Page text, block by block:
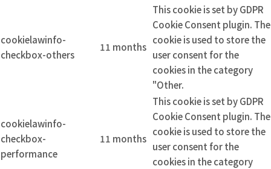
cookielawinfo-
checkbox-others
11 months
This cookie is set by GDPR
Cookie Consent plugin. The
cookie is used to store the
user consent for the
cookies in the category
"Other.
cookielawinfo-
checkbox-
performance
11 months
This cookie is set by GDPR
Cookie Consent plugin. The
cookie is used to store the
user consent for the
cookies in the category